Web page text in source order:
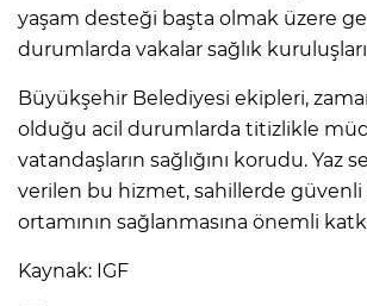
yaşam desteği başta olmak üzere
durumlarda vakalar sağlık
Büyükşehir Belediyesi ekipleri,
olduğu acil durumlarda titizlikle
vatandaşların sağlığını korudu. Yaz
verilen bu hizmet, sahillerde güvenli
ortamının sağlanmasına önemli
Kaynak: IGF